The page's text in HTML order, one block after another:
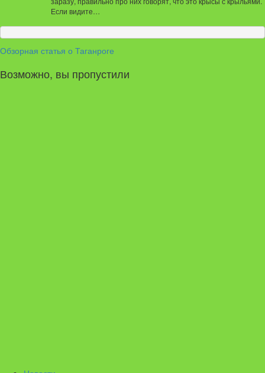
Если видите…
Обзорная статья о Таганроге
Возможно, вы пропустили